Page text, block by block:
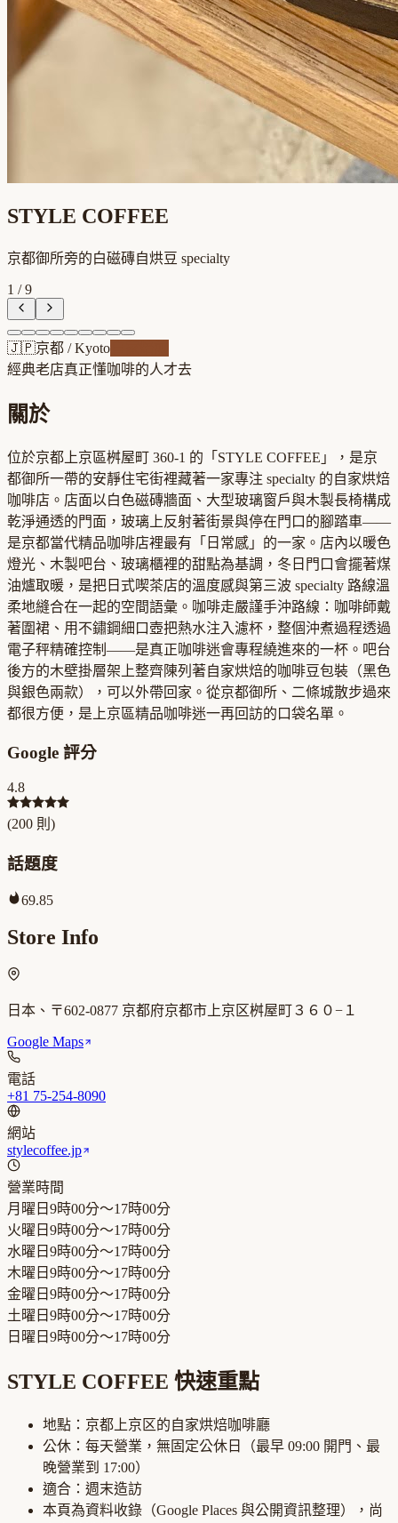
STYLE COFFEE
京都御所旁的白磁磚自烘豆 specialty
1 /9
🇯🇵京都 /Kyoto
經典老店真正懂咖啡的人才去
關於
位於京都上京區桝屋町 360-1 的「STYLE COFFEE」，是京
都御所一帶的安靜住宅街裡藏著一家專注 specialty 的自家烘焙
咖啡店。店面以白色磁磚牆面、大型玻璃窗戶與木製長椅構成
乾淨通透的門面，玻璃上反射著街景與停在門口的腳踏車——
是京都當代精品咖啡店裡最有「日常感」的一家。店內以暖色
燈光、木製吧台、玻璃櫃裡的甜點為基調，冬日門口會擺著煤
油爐取暖，是把日式喫茶店的溫度感與第三波 specialty 路線溫
柔地縫合在一起的空間語彙。咖啡走嚴謹手沖路線：咖啡師戴
著圍裙、用不鏽鋼細口壺把熱水注入濾杯，整個沖煮過程透過
電子秤精確控制——是真正咖啡迷會專程繞進來的一杯。吧台
後方的木壁掛層架上整齊陳列著自家烘焙的咖啡豆包裝（黑色
與銀色兩款），可以外帶回家。從京都御所、二條城散步過來
都很方便，是上京區精品咖啡迷一再回訪的口袋名單。
Google 評分
4.8
(200 則)
話題度
69.85
Store Info
日本、〒602-0877 京都府京都市上京区桝屋町３６０−１
Google Maps
電話
+81 75-254-8090
網站
stylecoffee.jp
營業時間
月曜日 9時00分～17時00分
火曜日 9時00分～17時00分
水曜日 9時00分～17時00分
木曜日 9時00分～17時00分
金曜日 9時00分～17時00分
土曜日 9時00分～17時00分
日曜日 9時00分～17時00分
STYLE COFFEE 快速重點
地點： 京都上京区的自家烘焙咖啡廳
公休： 每天營業，無固定公休日 （最早 09:00 開門、最
晚營業到 17:00）
適合： 週末造訪
本頁為資料收錄（Google Places 與公開資訊整理），尚